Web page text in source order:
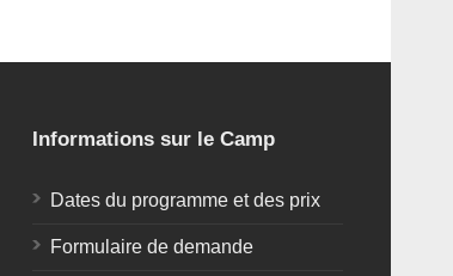
Informations sur le Camp
Dates du programme et des prix
Formulaire de demande